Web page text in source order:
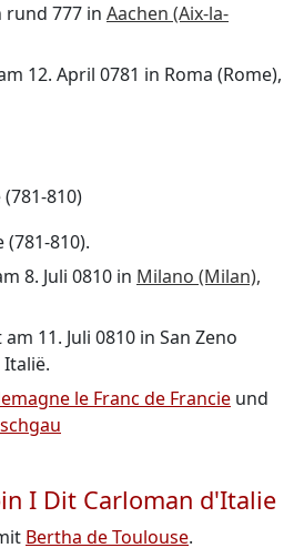
rund 777 in Aachen (Aix-la-
12. April 0781 in Roma (Rome),
810)
810).
8. Juli 0810 in Milano (Milan),
11. Juli 0810 in San Zeno
le Franc de Francie und
I Dit Carloman d'Italie
Bertha de Toulouse.